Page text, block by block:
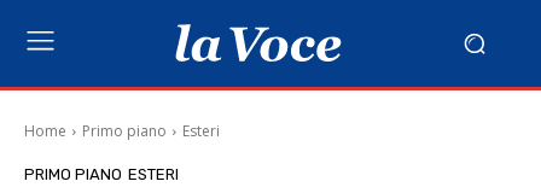
Home Primo piano Esteri
PRIMO PIANO ESTERI